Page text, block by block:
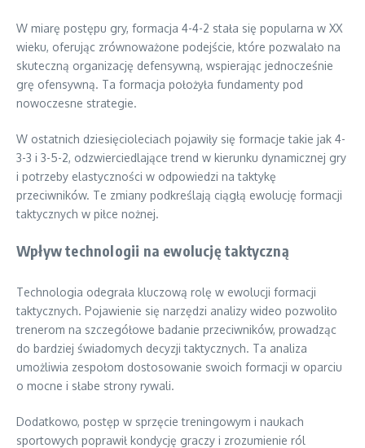
W miarę postępu gry, formacja 4-4-2 stała się popularna w XX
wieku, oferując zrównoważone podejście, które pozwalało na
skuteczną organizację defensywną, wspierając jednocześnie
grę ofensywną. Ta formacja położyła fundamenty pod
nowoczesne strategie.
W ostatnich dziesięcioleciach pojawiły się formacje takie jak 4-
3-3 i 3-5-2, odzwierciedlające trend w kierunku dynamicznej gry
i potrzeby elastyczności w odpowiedzi na taktykę
przeciwników. Te zmiany podkreślają ciągłą ewolucję formacji
taktycznych w piłce nożnej.
Wpływ technologii na ewolucję taktyczną
Technologia odegrała kluczową rolę w ewolucji formacji
taktycznych. Pojawienie się narzędzi analizy wideo pozwoliło
trenerom na szczegółowe badanie przeciwników, prowadząc
do bardziej świadomych decyzji taktycznych. Ta analiza
umożliwia zespołom dostosowanie swoich formacji w oparciu
o mocne i słabe strony rywali.
Dodatkowo, postęp w sprzęcie treningowym i naukach
sportowych poprawił kondycję graczy i zrozumienie ról